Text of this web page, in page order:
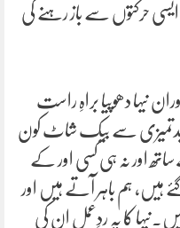
حرکتوں سے باز رہنے کی
نیہا دھوپیا براہِ راست
بدتمیزی سے بیک شاٹ کون
اور نہ ہی کسی اور کے
ہیں، ہم باہر آتے ہیں اور
کا یہ ردِعمل ان کی